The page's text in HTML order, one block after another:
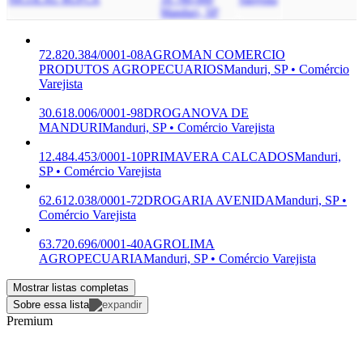
Manduri, SP
72.820.384/0001-08AGROMAN COMERCIO
PRODUTOS AGROPECUARIOSManduri, SP • Comércio
Varejista
30.618.006/0001-98DROGANOVA DE
MANDURIManduri, SP • Comércio Varejista
12.484.453/0001-10PRIMAVERA CALCADOSManduri,
SP • Comércio Varejista
62.612.038/0001-72DROGARIA AVENIDAManduri, SP •
Comércio Varejista
63.720.696/0001-40AGROLIMA
AGROPECUARIAManduri, SP • Comércio Varejista
Mostrar listas completas
Sobre essa lista
Premium